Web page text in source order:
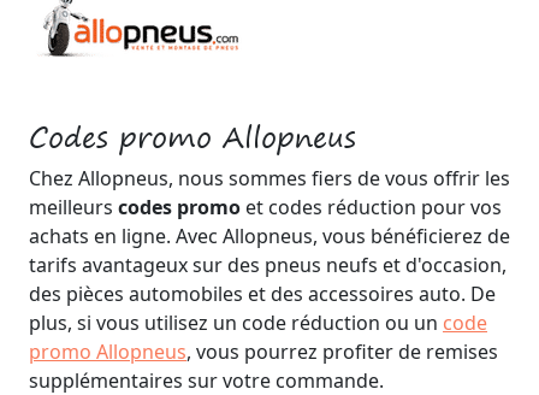
Codes promo Allopneus
Chez Allopneus, nous sommes fiers de vous offrir les
meilleurs codes promo et codes réduction pour vos
achats en ligne. Avec Allopneus, vous bénéficierez de
tarifs avantageux sur des pneus neufs et d'occasion,
des pièces automobiles et des accessoires auto. De
plus, si vous utilisez un code réduction ou un code
promo Allopneus, vous pourrez profiter de remises
supplémentaires sur votre commande.